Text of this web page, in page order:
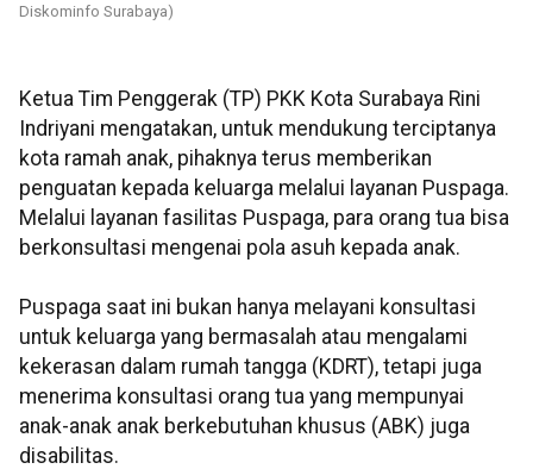
Diskominfo Surabaya)
Ketua Tim Penggerak (TP) PKK Kota Surabaya Rini
Indriyani mengatakan, untuk mendukung terciptanya
kota ramah anak, pihaknya terus memberikan
penguatan kepada keluarga melalui layanan Puspaga.
Melalui layanan fasilitas Puspaga, para orang tua bisa
berkonsultasi mengenai pola asuh kepada anak.
Puspaga saat ini bukan hanya melayani konsultasi
untuk keluarga yang bermasalah atau mengalami
kekerasan dalam rumah tangga (KDRT), tetapi juga
menerima konsultasi orang tua yang mempunyai
anak-anak anak berkebutuhan khusus (ABK) juga
disabilitas.